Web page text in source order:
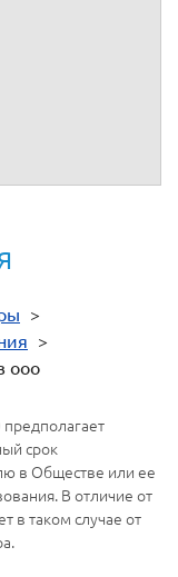
>
>
ооо
срок
в Обществе или ее
В отличие от
в таком случае от